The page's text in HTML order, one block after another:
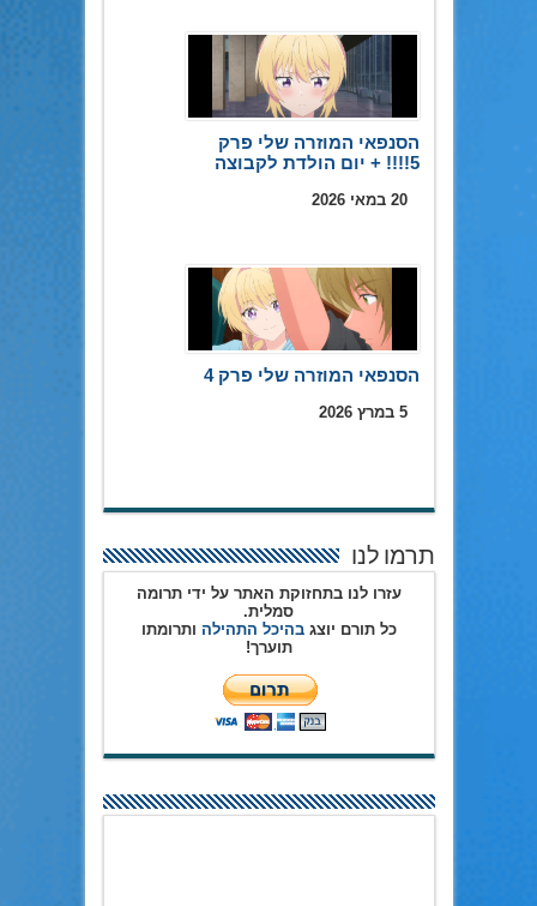
הסנפאי המוזרה שלי פרק
5!!!! + יום הולדת לקבוצה
20 במאי 2026
הסנפאי המוזרה שלי פרק 4
5 במרץ 2026
תרמו לנו
עזרו לנו בתחזוקת האתר על ידי תרומה
סמלית.
כל תורם יוצגבהיכל התהילה ותרומתו
תוערך!